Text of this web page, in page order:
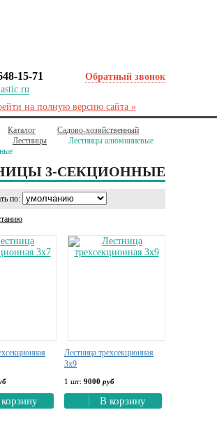
15-71 Обратный звонок
на полную версию сайта »
Каталог
Садово-хозяйственный
Лестницы
Лестницы алюминиевые
3-СЕКЦИОННЫЕ
по:
Лестница трехсекционная
3х9
1 шт: 9000 руб
В корзину